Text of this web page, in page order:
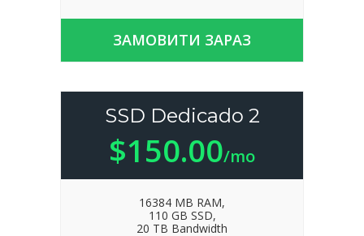
ЗАМОВИТИ ЗАРАЗ
SSD Dedicado 2
$150.00/mo
16384 MB RAM,
110 GB SSD,
20 TB Bandwidth